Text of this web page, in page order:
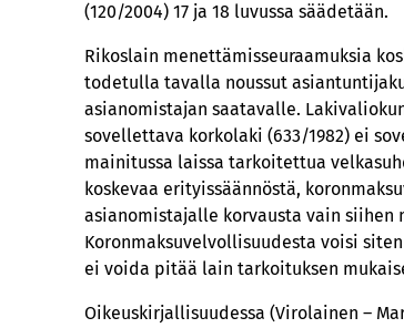
(120/2004) 17 ja 18 luvussa säädetään.
Rikoslain menettämisseuraamuksia
todetulla tavalla noussut
asianomistajan saatavalle.
sovellettava korkolaki (633/1982) ei
mainitussa laissa tarkoitettua
koskevaa erityissäännöstä,
asianomistajalle korvausta vain siihen
Koronmaksuvelvollisuudesta voisi
ei voida pitää lain tarkoituksen
Oikeuskirjallisuudessa (Virolainen –